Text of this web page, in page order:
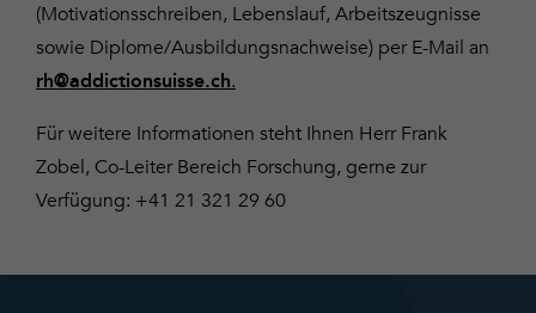
(Motivationsschreiben, Lebenslauf, Arbeitszeugnisse
sowie Diplome/Ausbildungsnachweise) per E-Mail an
rh@addictionsuisse.ch.
Für weitere Informationen steht Ihnen Herr Frank
Zobel, Co-Leiter Bereich Forschung, gerne zur
Verfügung: +41 21 321 29 60